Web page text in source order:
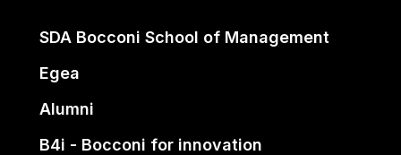
SDA Bocconi School of Management
Egea
Alumni
B4i - Bocconi for innovation